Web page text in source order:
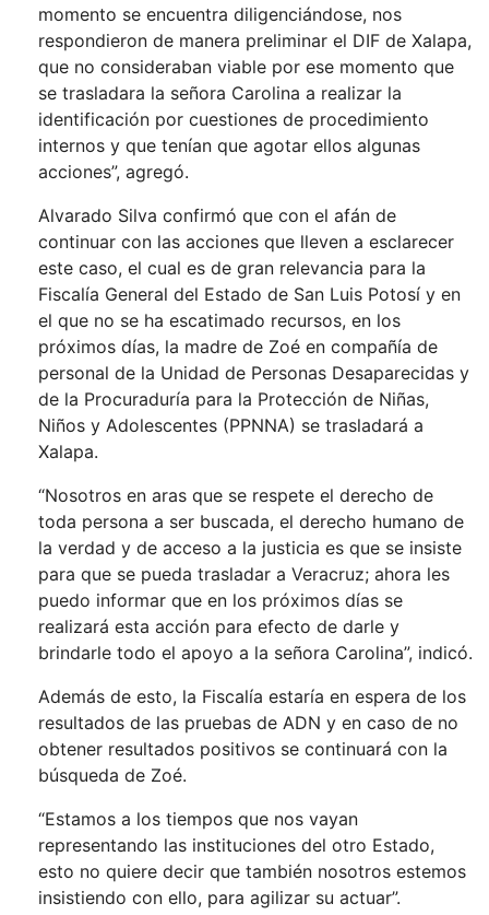
momento se encuentra diligenciándose, nos
respondieron de manera preliminar el DIF de Xalapa,
que no consideraban viable por ese momento que
se trasladara la señora Carolina a realizar la
identificación por cuestiones de procedimiento
internos y que tenían que agotar ellos algunas
acciones”, agregó.
Alvarado Silva confirmó que con el afán de
continuar con las acciones que lleven a esclarecer
este caso, el cual es de gran relevancia para la
Fiscalía General del Estado de San Luis Potosí y en
el que no se ha escatimado recursos, en los
próximos días, la madre de Zoé en compañía de
personal de la Unidad de Personas Desaparecidas y
de la Procuraduría para la Protección de Niñas,
Niños y Adolescentes (PPNNA) se trasladará a
Xalapa.
“Nosotros en aras que se respete el derecho de
toda persona a ser buscada, el derecho humano de
la verdad y de acceso a la justicia es que se insiste
para que se pueda trasladar a Veracruz; ahora les
puedo informar que en los próximos días se
realizará esta acción para efecto de darle y
brindarle todo el apoyo a la señora Carolina”, indicó.
Además de esto, la Fiscalía estaría en espera de los
resultados de las pruebas de ADN y en caso de no
obtener resultados positivos se continuará con la
búsqueda de Zoé.
“Estamos a los tiempos que nos vayan
representando las instituciones del otro Estado,
esto no quiere decir que también nosotros estemos
insistiendo con ello, para agilizar su actuar”.